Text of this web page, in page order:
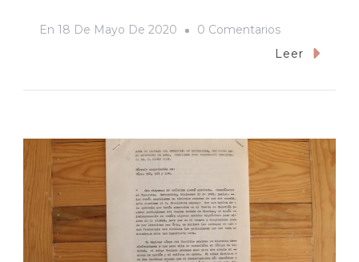
En 18 De Mayo De 2020 0 ComentariosEn
La
Leer